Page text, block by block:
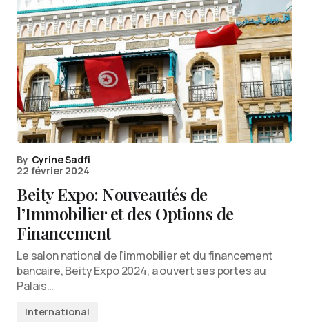
By Cyrine Sadfi
22 février 2024
Beity Expo: Nouveautés de
l’Immobilier et des Options de
Financement
Le salon national de l’immobilier et du financement
bancaire, Beity Expo 2024, a ouvert ses portes au
Palais…
International